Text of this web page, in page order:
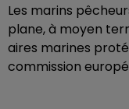
Les marins
plane, à moyen
aires marines
commission